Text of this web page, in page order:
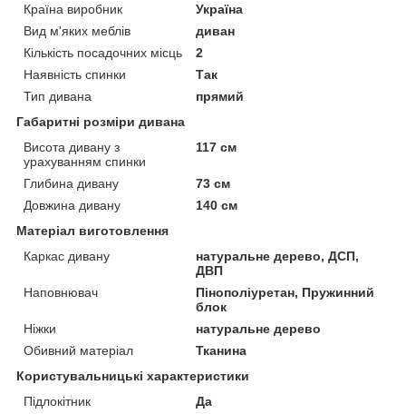
Країна виробник
Україна
Вид м'яких меблів
диван
Кількість посадочних місць
2
Наявність спинки
Так
Тип дивана
прямий
Габаритні розміри дивана
Висота дивану з
урахуванням спинки
117 см
Глибина дивану
73 см
Довжина дивану
140 см
Матеріал виготовлення
Каркас дивану
натуральне дерево, ДСП,
ДВП
Наповнювач
Пінополіуретан, Пружинний
блок
Ніжки
натуральне дерево
Обивний матеріал
Тканина
Користувальницькі характеристики
Підлокітник
Да